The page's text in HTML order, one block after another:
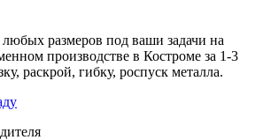
размеров под ваши задачи на
производстве в Костроме за 1-3
раскрой, гибку, роспуск металла.